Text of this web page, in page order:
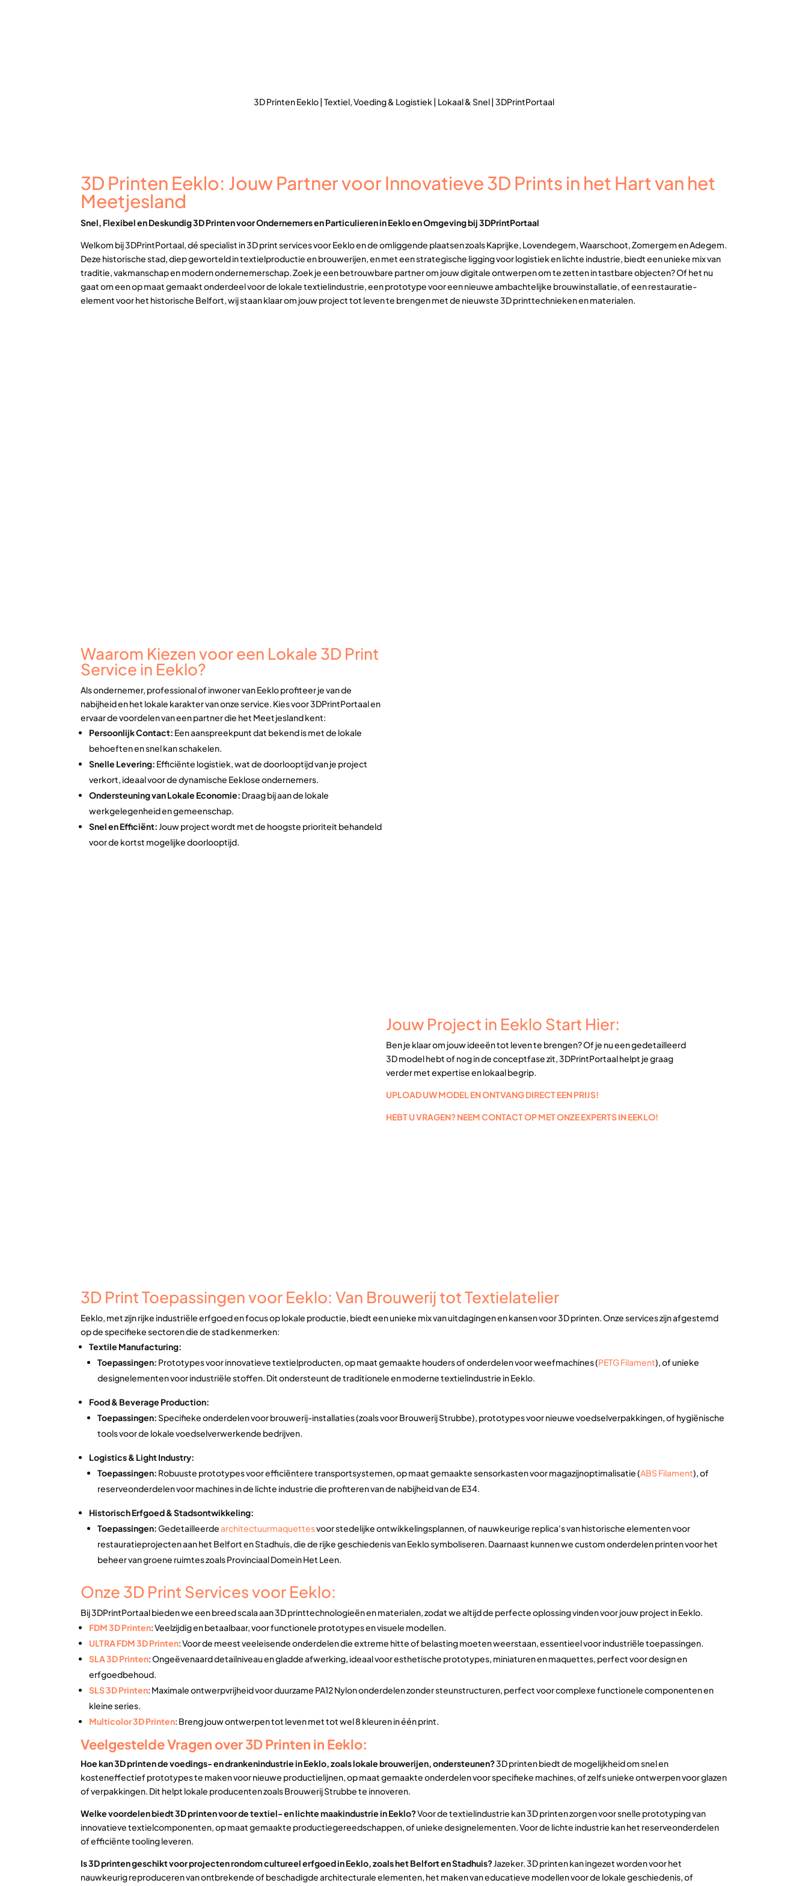
3D Printen Eeklo | Textiel, Voeding & Logistiek | Lokaal & Snel | 3DPrintPortaal
3D Printen Eeklo: Jouw Partner voor Innovatieve 3D Prints in het Hart van het
Meetjesland
Snel, Flexibel en Deskundig 3D Printen voor Ondernemers en Particulieren in Eeklo en Omgeving bij 3DPrintPortaal
Welkom bij 3DPrintPortaal, dé specialist in 3D print services voor Eeklo en de omliggende plaatsen zoals Kaprijke, Lovendegem, Waarschoot, Zomergem en Adegem.
Deze historische stad, diep geworteld in textielproductie en brouwerijen, en met een strategische ligging voor logistiek en lichte industrie, biedt een unieke mix van
traditie, vakmanschap en modern ondernemerschap. Zoek je een betrouwbare partner om jouw digitale ontwerpen om te zetten in tastbare objecten? Of het nu
gaat om een op maat gemaakt onderdeel voor de lokale textielindustrie, een prototype voor een nieuwe ambachtelijke brouwinstallatie, of een restauratie-
element voor het historische Belfort, wij staan klaar om jouw project tot leven te brengen met de nieuwste 3D printtechnieken en materialen.
Waarom Kiezen voor een Lokale 3D Print
Service in Eeklo?
Als ondernemer, professional of inwoner van Eeklo profiteer je van de
nabijheid en het lokale karakter van onze service. Kies voor 3DPrintPortaal en
ervaar de voordelen van een partner die het Meetjesland kent:
Persoonlijk Contact: Een aanspreekpunt dat bekend is met de lokale
behoeften en snel kan schakelen.
Snelle Levering: Efficiënte logistiek, wat de doorlooptijd van je project
verkort, ideaal voor de dynamische Eeklose ondernemers.
Ondersteuning van Lokale Economie: Draag bij aan de lokale
werkgelegenheid en gemeenschap.
Snel en Efficiënt:Jouw project wordt met de hoogste prioriteit behandeld
voor de kortst mogelijke doorlooptijd.
Jouw Project in Eeklo Start Hier:
Ben je klaar om jouw ideeën tot leven te brengen? Of je nu een gedetailleerd
3D model hebt of nog in de conceptfase zit, 3DPrintPortaal helpt je graag
verder met expertise en lokaal begrip.
UPLOAD UW MODEL EN ONTVANG DIRECT EEN PRIJS!
HEBT U VRAGEN? NEEM CONTACT OP MET ONZE EXPERTS IN EEKLO!
3D Print Toepassingen voor Eeklo: Van Brouwerij tot Textielatelier
Eeklo, met zijn rijke industriële erfgoed en focus op lokale productie, biedt een unieke mix van uitdagingen en kansen voor 3D printen. Onze services zijn afgestemd
op de specifieke sectoren die de stad kenmerken:
Textile Manufacturing:
Toepassingen: Prototypes voor innovatieve textielproducten, op maat gemaakte houders of onderdelen voor weefmachines (PETG Filament), of unieke
designelementen voor industriële stoffen. Dit ondersteunt de traditionele en moderne textielindustrie in Eeklo.
Food & Beverage Production:
Toepassingen:Specifieke onderdelen voor brouwerij-installaties (zoals voor Brouwerij Strubbe), prototypes voor nieuwe voedselverpakkingen, of hygiënische
tools voor de lokale voedselverwerkende bedrijven.
Logistics & Light Industry:
Toepassingen: Robuuste prototypes voor efficiëntere transportsystemen, op maat gemaakte sensorkasten voor magazijnoptimalisatie (ABS Filament), of
reserveonderdelen voor machines in de lichte industrie die profiteren van de nabijheid van de E34.
Historisch Erfgoed & Stadsontwikkeling:
Toepassingen:Gedetailleerdearchitectuurmaquettesvoor stedelijke ontwikkelingsplannen, of nauwkeurige replica's van historische elementen voor
restauratieprojecten aan het Belfort en Stadhuis, die de rijke geschiedenis van Eeklo symboliseren. Daarnaast kunnen we custom onderdelen printen voor het
beheer van groene ruimtes zoals Provinciaal Domein Het Leen.
Onze 3D Print Services voor Eeklo:
Bij 3DPrintPortaal bieden we een breed scala aan 3D printtechnologieën en materialen, zodat we altijd de perfecte oplossing vinden voor jouw project in Eeklo.
FDM 3D Printen: Veelzijdig en betaalbaar, voor functionele prototypes en visuele modellen.
ULTRA FDM 3D Printen: Voor de meest veeleisende onderdelen die extreme hitte of belasting moeten weerstaan, essentieel voor industriële toepassingen.
SLA 3D Printen: Ongeëvenaard detailniveau en gladde afwerking, ideaal voor esthetische prototypes, miniaturen en maquettes, perfect voor design en
erfgoedbehoud.
SLS 3D Printen: Maximale ontwerpvrijheid voor duurzame PA12 Nylon onderdelen zonder steunstructuren, perfect voor complexe functionele componenten en
kleine series.
Multicolor 3D Printen: Breng jouw ontwerpen tot leven met tot wel 8 kleuren in één print.
Veelgestelde Vragen over 3D Printen in Eeklo:
Hoe kan 3D printen de voedings- en drankenindustrie in Eeklo, zoals lokale brouwerijen, ondersteunen?3D printen biedt de mogelijkheid om snel en
kosteneffectief prototypes te maken voor nieuwe productielijnen, op maat gemaakte onderdelen voor specifieke machines, of zelfs unieke ontwerpen voor glazen
of verpakkingen. Dit helpt lokale producenten zoals Brouwerij Strubbe te innoveren.
Welke voordelen biedt 3D printen voor de textiel- en lichte maakindustrie in Eeklo?Voor de textielindustrie kan 3D printen zorgen voor snelle prototyping van
innovatieve textielcomponenten, op maat gemaakte productiegereedschappen, of unieke designelementen. Voor de lichte industrie kan het reserveonderdelen
of efficiënte tooling leveren.
Is 3D printen geschikt voor projecten rondom cultureel erfgoed in Eeklo, zoals het Belfort en Stadhuis?Jazeker. 3D printen kan ingezet worden voor het
nauwkeurig reproduceren van ontbrekende of beschadigde architecturale elementen, het maken van educatieve modellen voor de lokale geschiedenis, of